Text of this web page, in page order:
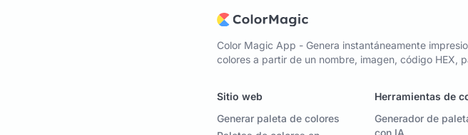
Color Magic App - Genera instantáneamente
colores a partir de un nombre, imagen, código HEX,
Sitio web
Generar paleta de colores
Herramientas de
Generador de